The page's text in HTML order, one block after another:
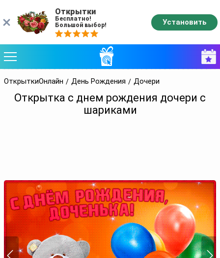
ОткрыткиОнлайн День Рождения Дочери
Открытка с днем рождения дочери с
шариками
Открытки
Бесплатно!
Большой выбор!
Установить